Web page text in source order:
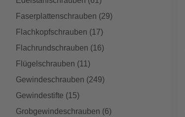
Faserplattenschrauben (29)
Flachkopfschrauben (17)
Flachrundschrauben (16)
Flügelschrauben (11)
Gewindeschrauben (249)
Gewindestifte (15)
Grobgewindeschrauben (6)